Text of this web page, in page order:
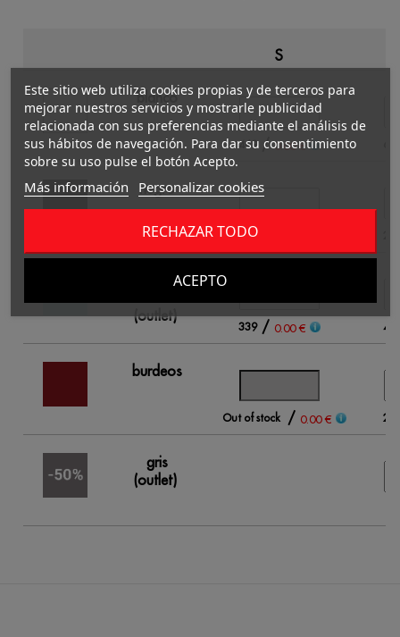
S
blanco
469/0.00 €
negro
76/
(outlet)
339/ 0.00 €
burdeos
Out of stock / 0.00 €
gris
(outlet)
Este sitio web utiliza cookies propias y de terceros para
mejorar nuestros servicios y mostrarle publicidad
relacionada con sus preferencias mediante el análisis de
sus hábitos de navegación. Para dar su consentimiento
sobre su uso pulse el botón Acepto.
Más información Personalizar cookies
RECHAZAR TODO
ACEPTO